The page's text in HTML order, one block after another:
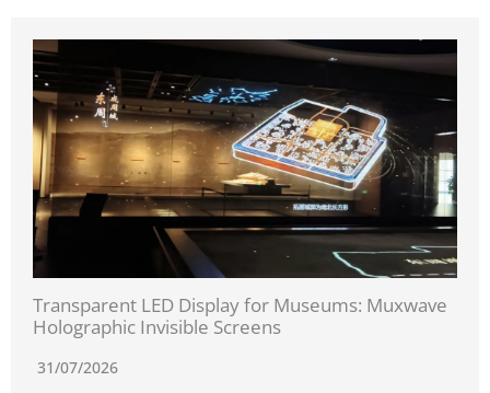
Transparent LED Display for Museums: Muxwave
Holographic Invisible Screens
31/07/2026